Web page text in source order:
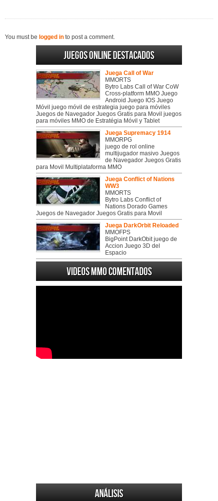
You must be logged in to post a comment.
Juegos online destacados
Juega Call of War
MMORTS
Bytro Labs Call of War CoW
Cross-platform MMO Juego
Android Juego IOS Juego
Móvil juego móvil de estrategia juego para móviles
Juegos de Navegador Juegos Gratis para Movil juegos
para móviles MMO de Estratégia Móvil y Tablet
Juega Supremacy 1914
MMORPG
juego de rol online
multijugador masivo Juegos
de Navegador Juegos Gratis
para Movil Multiplataforma MMO
Juega Conflict of Nations
WW3
MMORTS
Bytro Labs Conflict of
Nations Dorado Games
Juegos de Navegador Juegos Gratis para Movil
Juega DarkOrbit Reloaded
MMOFPS
BigPoint DarkObit juego de
Accion Juego 3D del
Espacio
Videos MMO Comentados
Análisis